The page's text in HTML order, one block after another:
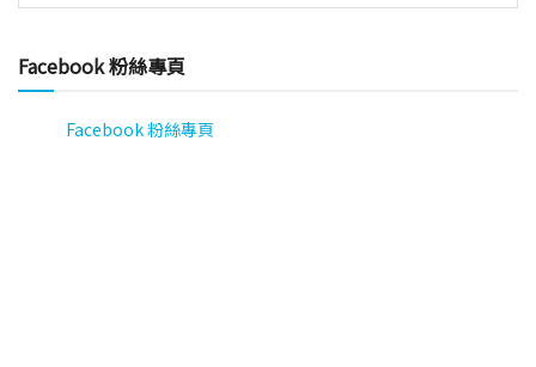
Facebook 粉絲專頁
Facebook 粉絲專頁